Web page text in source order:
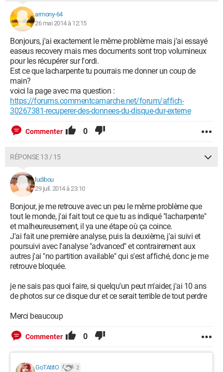
armony-64
26 mai 2014 à 12:15
Bonjours, j'ai exactement le même problème mais j'ai essayé
easeus recovery mais mes documents sont trop volumineux
pour les récupérer sur l'ordi.
Est ce que lacharpente tu pourrais me donner un coup de
main?
voici la page avec ma question :
https://forums.commentcamarche.net/forum/affich-
30267381-recuperer-des-donnees-du-disque-dur-externe
Commenter 0
RÉPONSE 13 / 15
ludibou
29 juil. 2014 à 23:10
Bonjour, je me retrouve avec un peu le même problème que
tout le monde, j'ai fait tout ce que tu as indiqué "lacharpente"
et malheureusement, il ya une étape où ça coince.
J'ai fait une première analyse, puis la deuxième, j'ai suivi et
poursuivi avec l'analyse "advanced" et contrairement aux
autres j'ai "no partition available" qui s'est affiché, donc je me
retrouve bloquée.
je ne sais pas quoi faire, si quelqu'un peut m'aider, j'ai 10 ans
de photos sur ce disque dur et ce serait terrible de tout perdre
Merci beaucoup
Commenter 0
GoTAtitO 2